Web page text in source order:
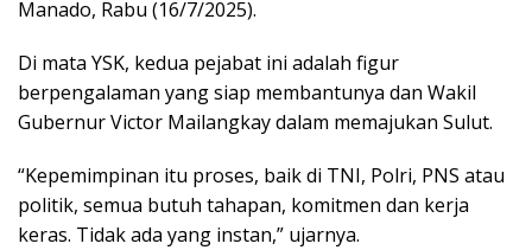
Manado, Rabu (16/7/2025).
Di mata YSK, kedua pejabat ini adalah figur
berpengalaman yang siap membantunya dan Wakil
Gubernur Victor Mailangkay dalam memajukan Sulut.
“Kepemimpinan itu proses, baik di TNI, Polri, PNS atau
politik, semua butuh tahapan, komitmen dan kerja
keras. Tidak ada yang instan,” ujarnya.